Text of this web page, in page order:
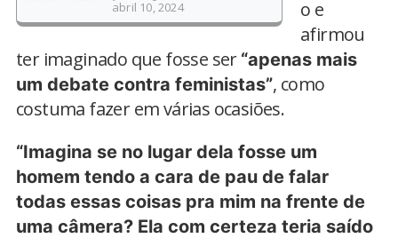
abril 10, 2024
o e
afirmou
ter imaginado que fosse ser “apenas mais
um debate contra feministas”, como
costuma fazer em várias ocasiões.
“Imagina se no lugar dela fosse um
homem tendo a cara de pau de falar
todas essas coisas pra mim na frente de
uma câmera? Ela com certeza teria saído